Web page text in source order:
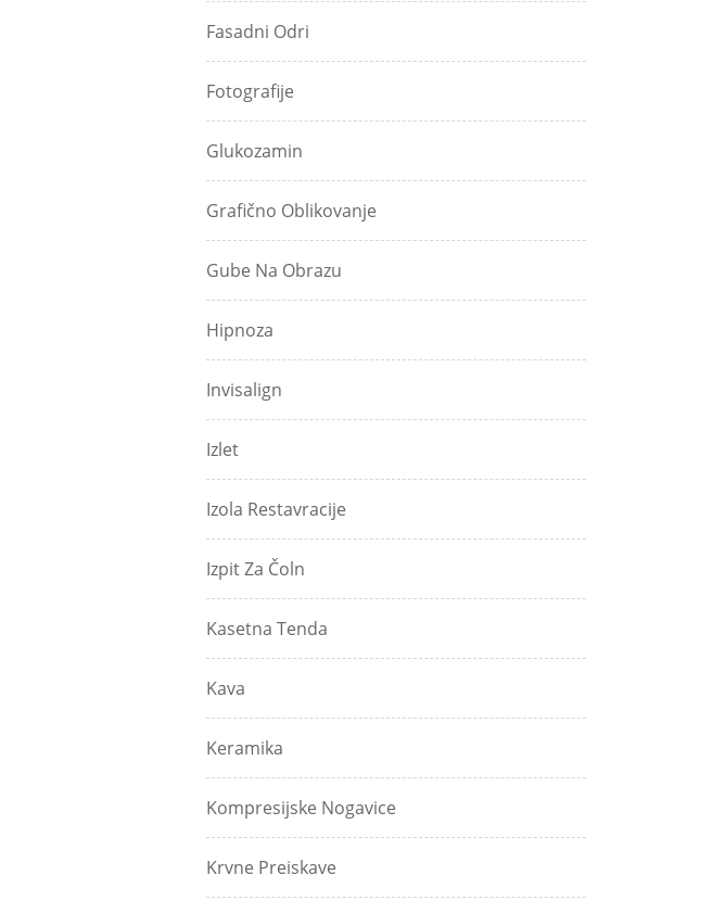
Fasadni Odri
Fotografije
Glukozamin
Grafično Oblikovanje
Gube Na Obrazu
Hipnoza
Invisalign
Izlet
Izola Restavracije
Izpit Za Čoln
Kasetna Tenda
Kava
Keramika
Kompresijske Nogavice
Krvne Preiskave